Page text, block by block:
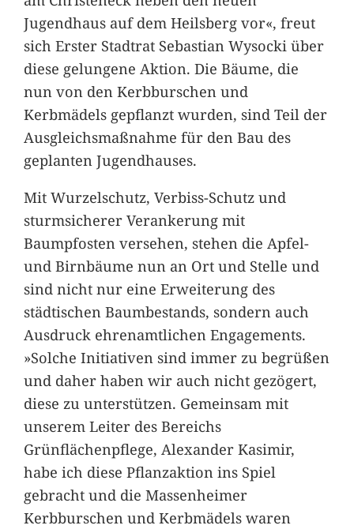
Jugendhaus auf dem Heilsberg vor«, freut
sich Erster Stadtrat Sebastian Wysocki über
diese gelungene Aktion. Die Bäume, die
nun von den Kerbburschen und
Kerbmädels gepflanzt wurden, sind Teil der
Ausgleichsmaßnahme für den Bau des
geplanten Jugendhauses.
Mit Wurzelschutz, Verbiss-Schutz und
sturmsicherer Verankerung mit
Baumpfosten versehen, stehen die Apfel-
und Birnbäume nun an Ort und Stelle und
sind nicht nur eine Erweiterung des
städtischen Baumbestands, sondern auch
Ausdruck ehrenamtlichen Engagements.
»Solche Initiativen sind immer zu begrüßen
und daher haben wir auch nicht gezögert,
diese zu unterstützen. Gemeinsam mit
unserem Leiter des Bereichs
Grünflächenpflege, Alexander Kasimir,
habe ich diese Pflanzaktion ins Spiel
gebracht und die Massenheimer
Kerbburschen und Kerbmädels waren